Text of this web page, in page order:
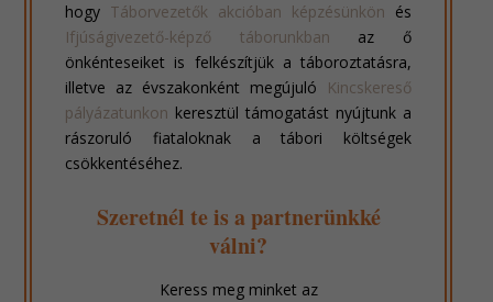
hogy Táborvezetők akcióban képzésünkön és
Ifjúságivezető-képző táborunkban az ő
önkénteseiket is felkészítjük a táboroztatásra,
illetve az évszakonként megújuló Kincskereső
pályázatunkon keresztül támogatást nyújtunk a
rászoruló fiataloknak a tábori költségek
csökkentéséhez.
Szeretnél te is a partnerünkké
válni?
Keress meg minket az